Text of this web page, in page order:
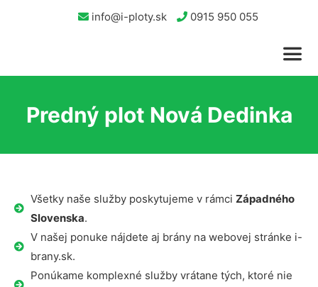
info@i-ploty.sk 0915 950 055
Predný plot Nová Dedinka
Všetky naše služby poskytujeme v rámci Západného
Slovenska.
V našej ponuke nájdete aj brány na webovej stránke i-
brany.sk.
Ponúkame komplexné služby vrátane tých, ktoré nie